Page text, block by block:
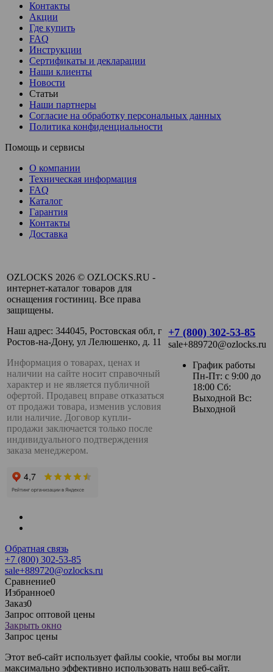
Контакты
Акции
Где купить
FAQ
Инструкции
Сертификаты и декларации
Наши клиенты
Новости
Статьи
Наши партнеры
Согласие на обработку персональных данных
Политика конфиденциальности
Помощь и сервисы
О компании
Техническая информация
FAQ
Каталог
Гарантия
Контакты
Доставка
OZLOCKS 2026 © OZLOCKS.RU -
интернет-каталог товаров для
оснащения гостиниц. Все права
защищены.
Наш адрес: 344045, Ростовская обл, г
Ростов-на-Дону, ул Лелюшенко, д. 11
Информация о товарах, ценах и
наличии на сайте носит справочный
характер и не является публичной
офертой. Продавец вправе отказаться
от продажи товара, изменив условия
или наличие. Договор купли-
продажи заключается только после
индивидуального подтверждения
заказа менеджером.
+7 (800) 302-53-85
sale+889720@ozlocks.ru
График работы
Пн-Пт: с 9:00 до
18:00 Сб:
Выходной Вс:
Выходной
Обратная связь
+7 (800) 302-53-85
sale+889720@ozlocks.ru
Сравнение0
Избранное0
Заказ0
Запрос оптовой цены
Закрыть окно
Запрос цены
Этот веб-сайт использует файлы cookie, чтобы вы могли
максимально эффективно использовать наш веб-сайт.